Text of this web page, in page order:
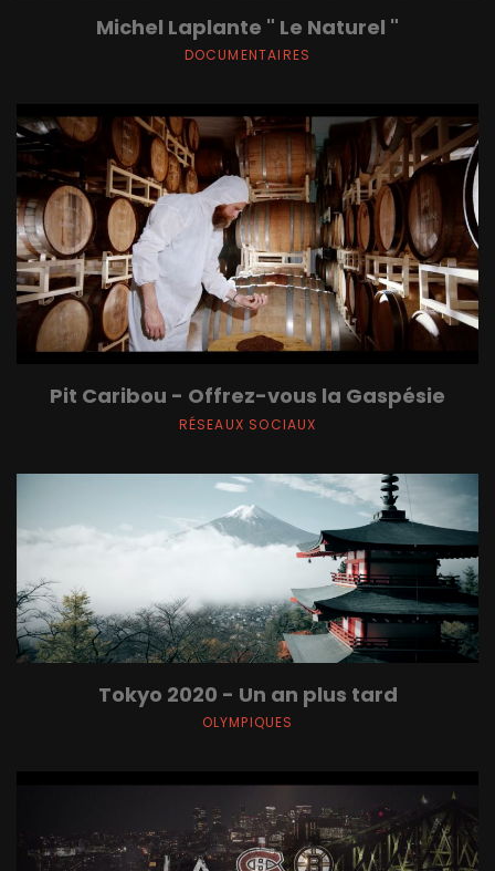
Michel Laplante " Le Naturel "
DOCUMENTAIRES
Pit Caribou - Offrez-vous la Gaspésie
RÉSEAUX SOCIAUX
Tokyo 2020 - Un an plus tard
OLYMPIQUES